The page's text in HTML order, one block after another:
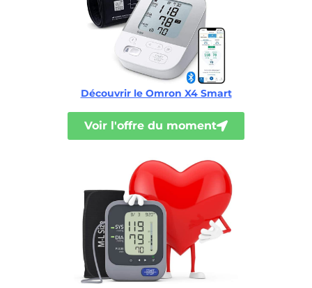
Découvrir le Omron X4 Smart
Voir l'offre du moment